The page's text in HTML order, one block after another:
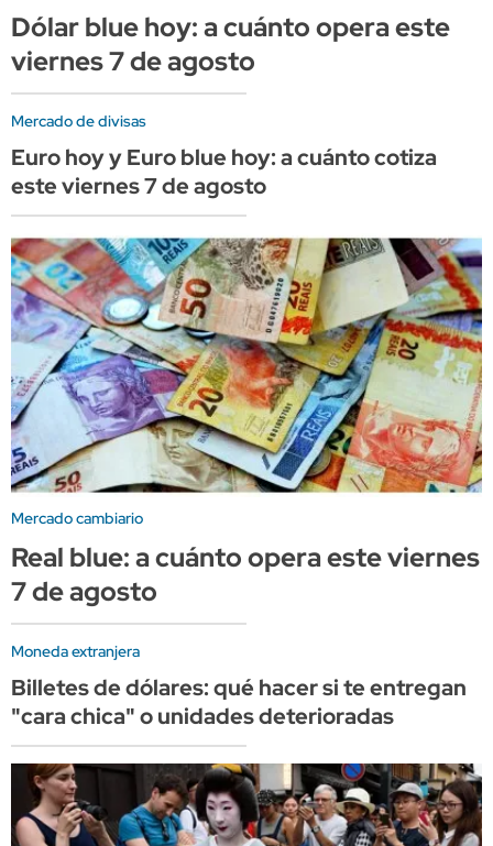
Dólar blue hoy: a cuánto opera este
viernes 7 de agosto
Mercado de divisas
Euro hoy y Euro blue hoy: a cuánto cotiza
este viernes 7 de agosto
Mercado cambiario
Real blue: a cuánto opera este viernes
7 de agosto
Moneda extranjera
Billetes de dólares: qué hacer si te entregan
"cara chica" o unidades deterioradas